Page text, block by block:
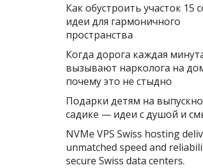
Как обустроить участок 15
идеи для гармоничного
пространства
Когда дорога каждая
вызывают нарколога на
почему это не стыдно
Подарки детям на
садике — идеи с душой и
NVMe VPS Swiss hosting
unmatched speed and
secure Swiss data centers.